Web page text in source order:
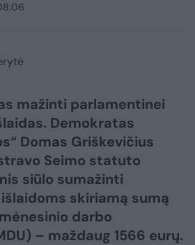
mažinti parlamentinei
Demokratas
Domas Griškevičius
Seimo statuto
siūlo sumažinti
skiriamą sumą
darbo
– maždaug 1566 eurų.